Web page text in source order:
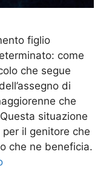
figlio
come
che segue
di
che
situazione
il genitore che
che ne beneficia.